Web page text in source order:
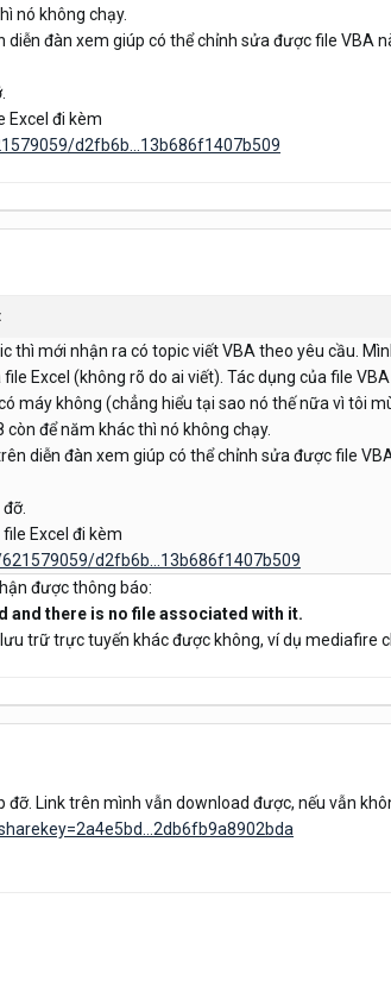
nó không chạy.
diễn đàn xem giúp có thể chỉnh sửa được file
Excel đi kèm
d2fb6b...13b686f1407b509
thì mới nhận ra có topic viết VBA theo yêu cầu.
file Excel (không rõ do ai viết). Tác dụng của file
máy không (chẳng hiểu tại sao nó thế nữa vì tôi
để năm khác thì nó không chạy.
diễn đàn xem giúp có thể chỉnh sửa được file
Excel đi kèm
d2fb6b...13b686f1407b509
được thông báo:
and there is no file associated with it.
trữ trực tuyến khác được không, ví dụ mediafire
đỡ. Link trên mình vẫn download được, nếu vẫn